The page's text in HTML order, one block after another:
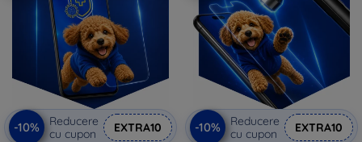
-10%
Reducere
cu cupon
EXTRA10 -10%
Reducere
cu cupon
EXTRA10